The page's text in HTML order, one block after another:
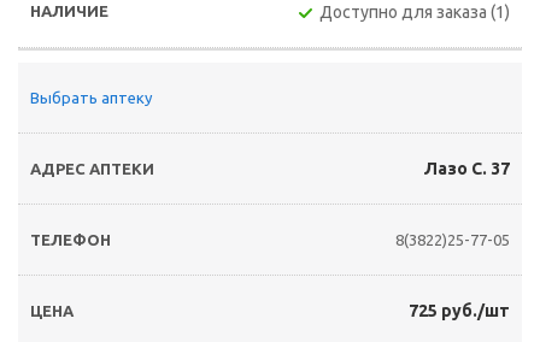
Доступно для заказа (1)
Выбрать аптеку
Лазо С. 37
8(3822)25-77-05
725 руб./шт